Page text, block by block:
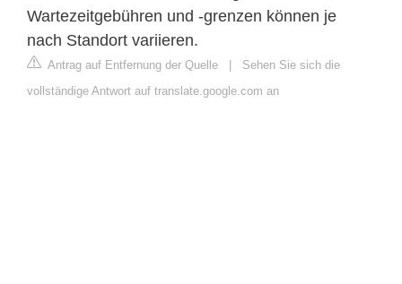
Wartezeitgebühren und -grenzen können je
nach Standort variieren.
Antrag auf Entfernung der Quelle | Sehen Sie sich die
vollständige Antwort auf translate.google.com an